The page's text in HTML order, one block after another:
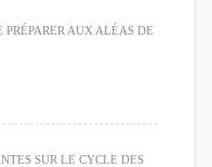
PRÉPARER AUX ALÉAS DE
SUR LE CYCLE DES